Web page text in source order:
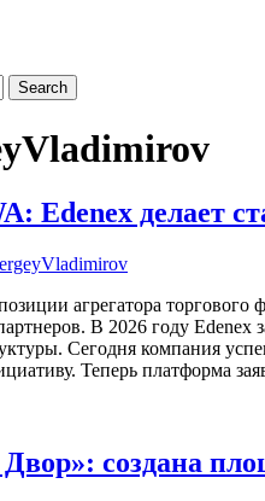
Edenex делает
агрегатора
В 2026 году
Сегодня компания
Теперь платформа
создана